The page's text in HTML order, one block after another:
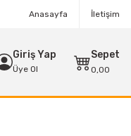
Anasayfa İletişim
Giriş Yap
Üye Ol
Sepet
0,00